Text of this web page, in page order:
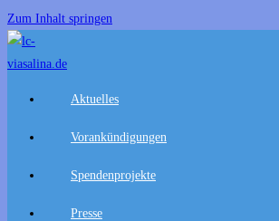
Zum Inhalt springen
Aktuelles
Vorankündigungen
Spendenprojekte
Presse